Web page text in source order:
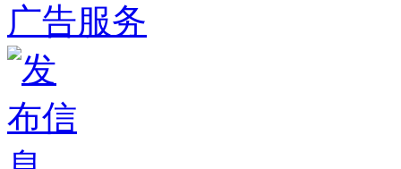
广告服务